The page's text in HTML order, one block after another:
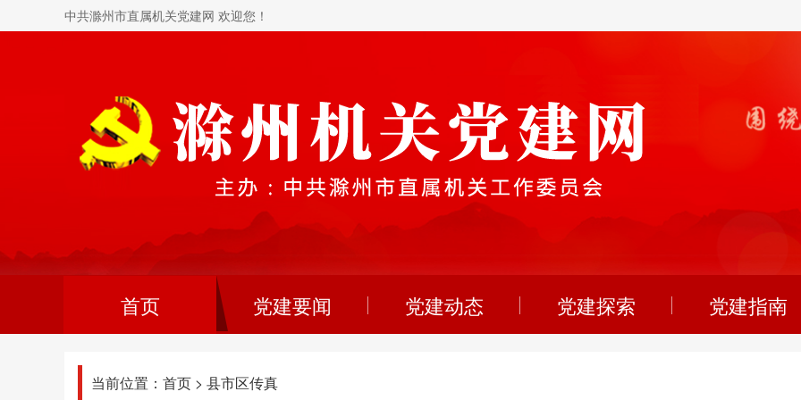
中共滁州市直属机关党建网 欢迎您！
首页 党建要闻 党建动态 党建探索 党建指南
当前位置： 首页 > 县市区传真